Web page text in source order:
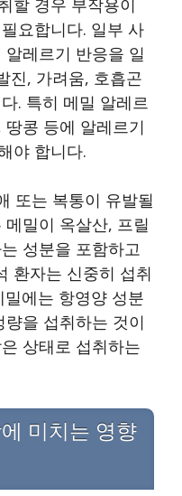
할 경우 부작용이
요합니다. 일부 사
레르기 반응을 일
진, 가려움, 호흡곤
. 특히 메밀 알레르
콩 등에 알레르기
야 합니다.
또는 복통이 유발될
밀이 옥살산, 프릴
성분을 포함하고
환자는 신중히 섭취
에는 항영양 성분
을 섭취하는 것이
상태로 섭취하는
미치는 영향